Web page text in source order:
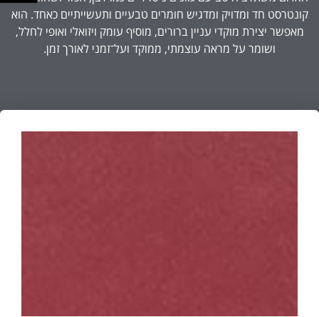
קונטרסט חד ומדויק ומדגיש חומרים טבעיים ותעשייתיים כאחד. הוא
מאפשר יצירת מוקדי עניין ברורים, מוסיף עומק ויזואלי ואופי לחלל,
ושומר על מראה עוצמתי, ממוקד ועל־זמני לאורך זמן.